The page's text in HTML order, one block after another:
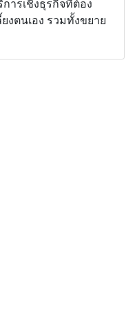
งตนเอง รวมทั้งขยาย